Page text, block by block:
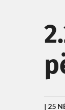
| 25